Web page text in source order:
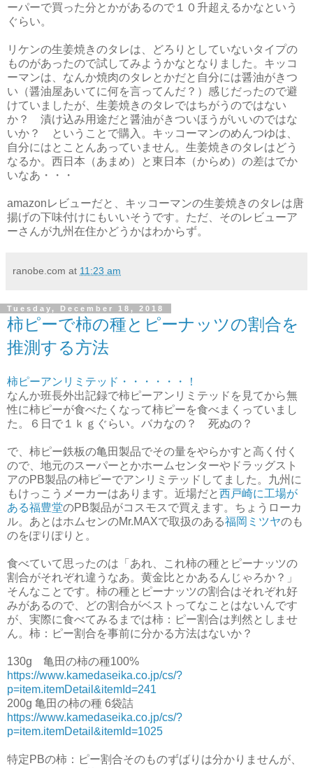
ーパーで買った分とかがあるので１０升超えるかなという
ぐらい。
リケンの生姜焼きのタレは、どろりとしていないタイプの
ものがあったので試してみようかなとなりました。キッコ
ーマンは、なんか焼肉のタレとかだと自分には醤油がきつ
い（醤油屋あいてに何を言ってんだ？）感じだったので避
けていましたが、生姜焼きのタレではちがうのではない
か？ 漬け込み用途だと醤油がきついほうがいいのではな
いか？ ということで購入。キッコーマンのめんつゆは、
自分にはとことんあっていません。生姜焼きのタレはどう
なるか。西日本（あまめ）と東日本（からめ）の差はでか
いなあ・・・
amazonレビューだと、キッコーマンの生姜焼きのタレは唐
揚げの下味付けにもいいそうです。ただ、そのレビューア
ーさんが九州在住かどうかはわからず。
ranobe.com at 11:23 am
Tuesday, December 18, 2018
柿ピーで柿の種とピーナッツの割合を
推測する方法
柿ピーアンリミテッド・・・・・・！
なんか班長外出記録で柿ピーアンリミテッドを見てから無
性に柿ピーが食べたくなって柿ピーを食べまくっていまし
た。６日で１ｋｇぐらい。バカなの？ 死ぬの？
で、柿ピー鉄板の亀田製品でその量をやらかすと高く付く
ので、地元のスーパーとかホームセンターやドラッグスト
アのPB製品の柿ピーでアンリミテッドしてました。九州に
もけっこうメーカーはあります。近場だと西戸崎に工場が
ある福豊堂のPB製品がコスモスで買えます。ちょうローカ
ル。あとはホムセンのMr.MAXで取扱のある福岡ミツヤのも
のをぽりぽりと。
食べていて思ったのは「あれ、これ柿の種とピーナッツの
割合がそれぞれ違うなあ。黄金比とかあるんじゃろか？」
そんなことです。柿の種とピーナッツの割合はそれぞれ好
みがあるので、どの割合がベストってなことはないんです
が、実際に食べてみるまでは柿：ピー割合は判然としませ
ん。柿：ピー割合を事前に分かる方法はないか？
130g 亀田の柿の種100%
https://www.kamedaseika.co.jp/cs/?
p=item.itemDetail&itemId=241
200g 亀田の柿の種 6袋詰
https://www.kamedaseika.co.jp/cs/?
p=item.itemDetail&itemId=1025
特定PBの柿：ピー割合そのものずばりは分かりませんが、